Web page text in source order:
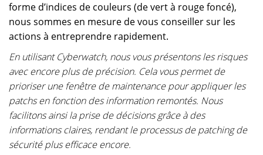
forme d’indices de couleurs (de vert à rouge foncé),
nous sommes en mesure de vous conseiller sur les
actions à entreprendre rapidement.
En utilisant Cyberwatch, nous vous présentons les risques
avec encore plus de précision. Cela vous permet de
prioriser une fenêtre de maintenance pour appliquer les
patchs en fonction des information remontés. Nous
facilitons ainsi la prise de décisions grâce à des
informations claires, rendant le processus de patching de
sécurité plus efficace encore.